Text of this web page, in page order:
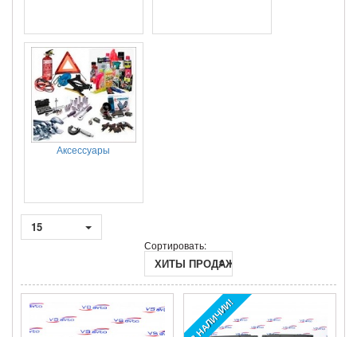
Аксессуары
15
Сортировать:
ХИТЫ ПРОДАЖ
В НАЛИЧИИ!